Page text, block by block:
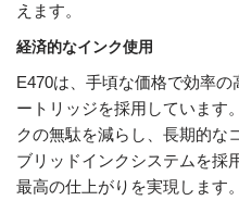
えます。
経済的なインク使用
E470は、手頃な価格で効率
ートリッジを採用しています
クの無駄を減らし、長期的な
ブリッドインクシステムを採
最高の仕上がりを実現します。